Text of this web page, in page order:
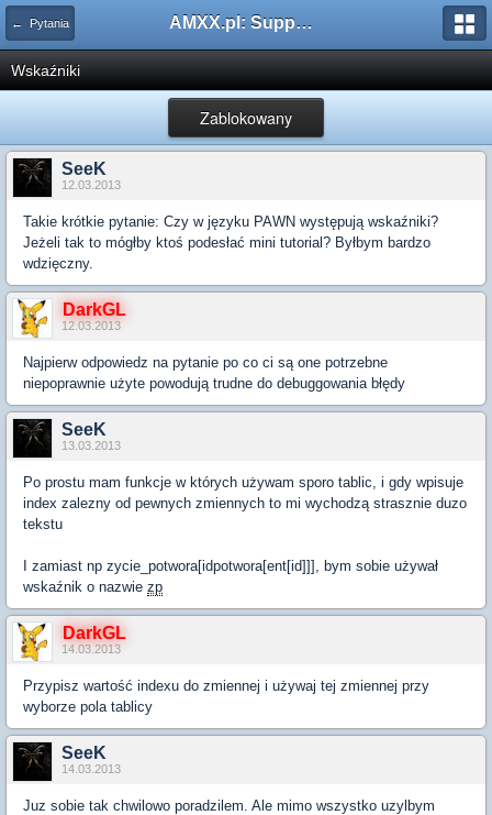
← Pytania AMXX.pl: Support AMX Mod X i SourceMod
Wskaźniki
Zablokowany
SeeK
12.03.2013
Takie krótkie pytanie: Czy w języku PAWN występują wskaźniki?
Jeżeli tak to mógłby ktoś podesłać mini tutorial? Byłbym bardzo
wdzięczny.
DarkGL
12.03.2013
Najpierw odpowiedz na pytanie po co ci są one potrzebne
niepoprawnie użyte powodują trudne do debuggowania błędy
SeeK
13.03.2013
Po prostu mam funkcje w których używam sporo tablic, i gdy wpisuje
index zalezny od pewnych zmiennych to mi wychodzą strasznie duzo
tekstu
I zamiast np zycie_potwora[idpotwora[ent[id]]], bym sobie używał
wskaźnik o nazwie zp
DarkGL
14.03.2013
Przypisz wartość indexu do zmiennej i używaj tej zmiennej przy
wyborze pola tablicy
SeeK
14.03.2013
Juz sobie tak chwilowo poradzilem. Ale mimo wszystko uzylbym